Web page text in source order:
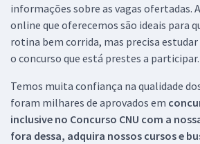
informações sobre as vagas ofertadas.
online que oferecemos são ideais para
rotina bem corrida, mas precisa
o concurso que está prestes a participar.
Temos muita confiança na qualidade
foram milhares de aprovados em
inclusive no Concurso CNU com a
fora dessa, adquira nossos cursos e